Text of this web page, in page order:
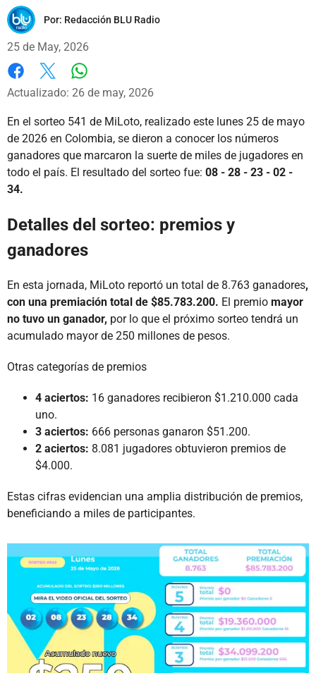
Por: Redacción BLU Radio
25 de May, 2026
Facebook
X
Actualizado: 26 de may, 2026
En el sorteo 541 de MiLoto, realizado este lunes 25 de mayo
de 2026 en Colombia, se dieron a conocer los números
ganadores que marcaron la suerte de miles de jugadores en
todo el país. El resultado del sorteo fue: 08 - 28 - 23 - 02 -
34.
Detalles del sorteo: premios y
ganadores
En esta jornada, MiLoto reportó un total de 8.763 ganadores,
con una premiación total de $85.783.200. El premio mayor
no tuvo un ganador, por lo que el próximo sorteo tendrá un
acumulado mayor de 250 millones de pesos.
Otras categorías de premios
4 aciertos: 16 ganadores recibieron $1.210.000 cada
uno.
3 aciertos: 666 personas ganaron $51.200.
2 aciertos: 8.081 jugadores obtuvieron premios de
$4.000.
Estas cifras evidencian una amplia distribución de premios,
beneficiando a miles de participantes.